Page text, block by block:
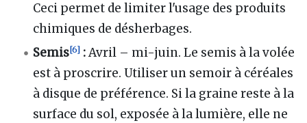
Ceci permet de limiter l'usage des produits
chimiques de désherbages.
Semis[6] :Avril – mi-juin. Le semis à la volée
est à proscrire. Utiliser un semoir à céréales
à disque de préférence. Si la graine reste à la
surface du sol, exposée à la lumière, elle ne